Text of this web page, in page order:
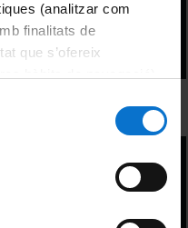
(analitzar com
finalitats de
que s’ofereix
lloc web de la